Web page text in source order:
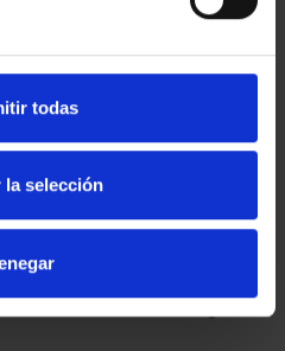
todas
la selección
949,00 €
Sólo para usuarios
registrados